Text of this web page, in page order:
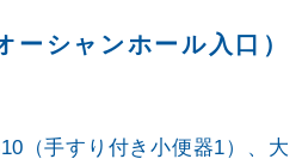
ーシャンホール入口）
（手すり付き小便器1）、大